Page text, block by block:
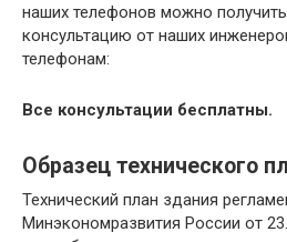
наших телефонов можно
консультацию от наших
телефонам:
Все консультации бесплатны.
Образец технического
Технический план здания
Минэкономразвития России от